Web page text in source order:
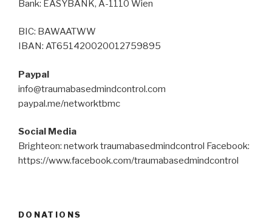
Bank: EASYBANK, A-1110 Wien
BIC: BAWAATWW
IBAN: AT651420020012759895
Paypal
info@traumabasedmindcontrol.com
paypal.me/networktbmc
Social Media
Brighteon: network traumabasedmindcontrol Facebook:
https://www.facebook.com/traumabasedmindcontrol
DONATIONS